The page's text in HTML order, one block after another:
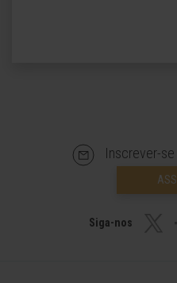
Inscrever-
Siga-nos